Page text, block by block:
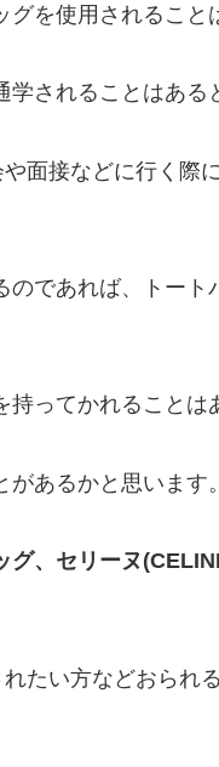
を使用されること
されることはある
面接などに行く際
であれば、トート
ってかれることは
あるかと思います。
グ、セリーヌ
たい方などおられ